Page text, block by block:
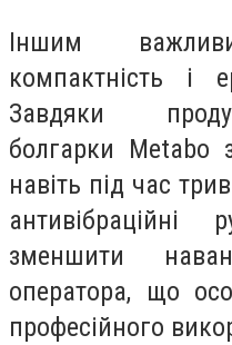
Іншим
компактність і
Завдяки
болгарки Metabo
навіть під час
антивібраційні
зменшити
оператора, що
професійного